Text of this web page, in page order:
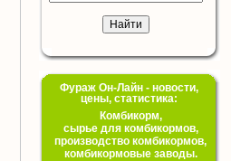
Фураж Он-Лайн - новости,
цены, статистика:
Комбикорм,
сырье для комбикормов,
производство комбикормов,
комбикормовые заводы.